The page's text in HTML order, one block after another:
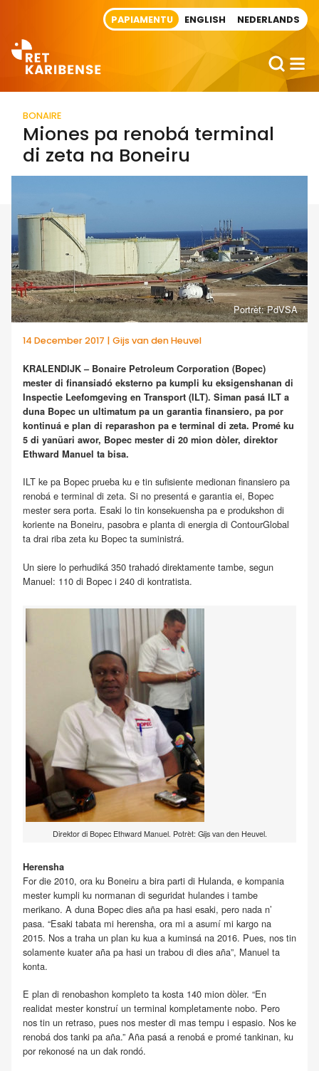
PAPIAMENTU ENGLISH NEDERLANDS
BONAIRE
Miones pa renobá terminal
di zeta na Boneiru
Portrèt: PdVSA
14 December 2017 | Gijs van den Heuvel
KRALENDIJK – Bonaire Petroleum Corporation (Bopec)
mester di finansiadó eksterno pa kumpli ku eksigenshanan di
Inspectie Leefomgeving en Transport (ILT). Siman pasá ILT a
duna Bopec un ultimatum pa un garantia finansiero, pa por
kontinuá e plan di reparashon pa e terminal di zeta. Promé ku
5 di yanüari awor, Bopec mester di 20 mion dòler, direktor
Ethward Manuel ta bisa.
ILT ke pa Bopec prueba ku e tin sufisiente medionan finansiero pa
renobá e terminal di zeta. Si no presentá e garantia ei, Bopec
mester sera porta. Esaki lo tin konsekuensha pa e produkshon di
koriente na Boneiru, pasobra e planta di energia di ContourGlobal
ta drai riba zeta ku Bopec ta suministrá.
Un siere lo perhudiká 350 trahadó direktamente tambe, segun
Manuel: 110 di Bopec i 240 di kontratista.
Direktor di Bopec Ethward Manuel. Potrèt: Gijs van den Heuvel.
Herensha
For die 2010, ora ku Boneiru a bira parti di Hulanda, e kompania
mester kumpli ku normanan di seguridat hulandes i tambe
merikano. A duna Bopec dies aña pa hasi esaki, pero nada n’
pasa. “Esaki tabata mi herensha, ora mi a asumí mi kargo na
2015. Nos a traha un plan ku kua a kuminsá na 2016. Pues, nos tin
solamente kuater aña pa hasi un trabou di dies aña”, Manuel ta
konta.
E plan di renobashon kompleto ta kosta 140 mion dòler. “En
realidat mester konstruí un terminal kompletamente nobo. Pero
nos tin un retraso, pues nos mester di mas tempu i espasio. Nos ke
renobá dos tanki pa aña.” Aña pasá a renobá e promé tankinan, ku
por rekonosé na un dak rondó.